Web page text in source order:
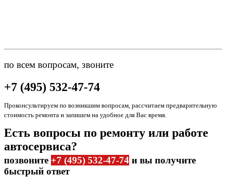
по всем вопросам, звоните
+7 (495) 532-47-74
Проконсультируем по возникшим вопросам, рассчитаем предварительную
стоимость ремонта и запишем на удобное для Вас время.
Есть вопросы по ремонту или работе
автосервиса?
позвоните +7 (495) 532-47-74 и вы получите
быстрый ответ